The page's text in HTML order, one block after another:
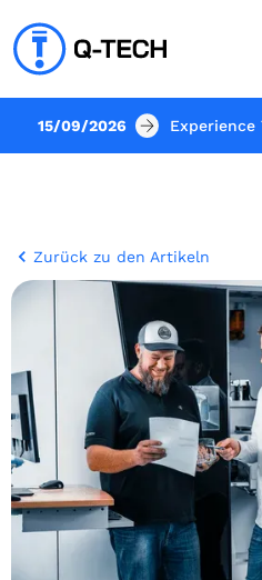
15/09/2026 Experience
Zurück zu den Artikeln